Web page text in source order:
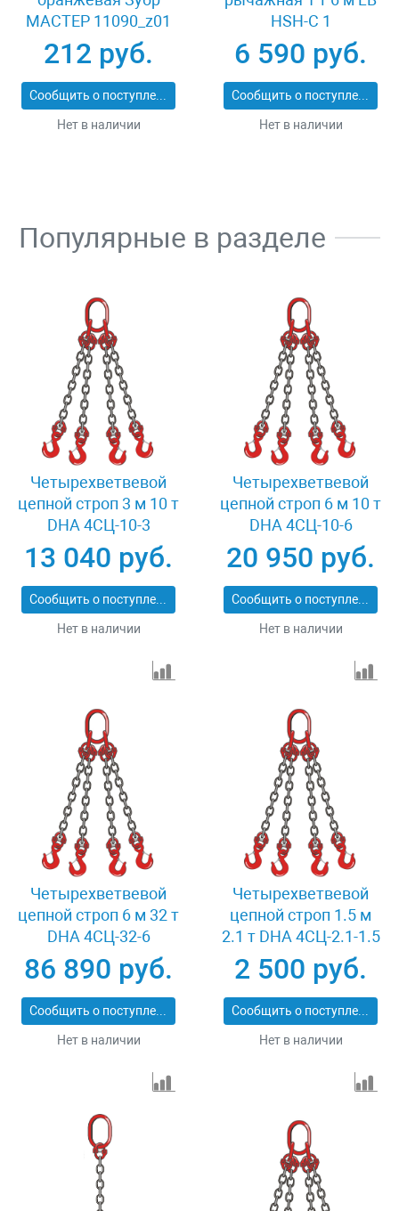
МАСТЕР 11090_z01
212 руб.
Сообщить о поступлении
Нет в наличии
HSH-C 1
6 590 руб.
Сообщить о поступлении
Нет в наличии
Популярные в разделе
Четырехветвевой
цепной строп 3 м 10 т
DHA 4СЦ-10-3
13 040 руб.
Сообщить о поступлении
Нет в наличии
Четырехветвевой
цепной строп 6 м 10 т
DHA 4СЦ-10-6
20 950 руб.
Сообщить о поступлении
Нет в наличии
Четырехветвевой
цепной строп 6 м 32 т
DHA 4СЦ-32-6
86 890 руб.
Сообщить о поступлении
Нет в наличии
Четырехветвевой
цепной строп 1.5 м
2.1 т DHA 4СЦ-2.1-1.5
2 500 руб.
Сообщить о поступлении
Нет в наличии